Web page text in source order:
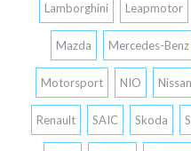
Lamborghini Leapmotor
Mazda Mercedes-Benz
Motorsport NIO Nissan
Renault SAIC Skoda